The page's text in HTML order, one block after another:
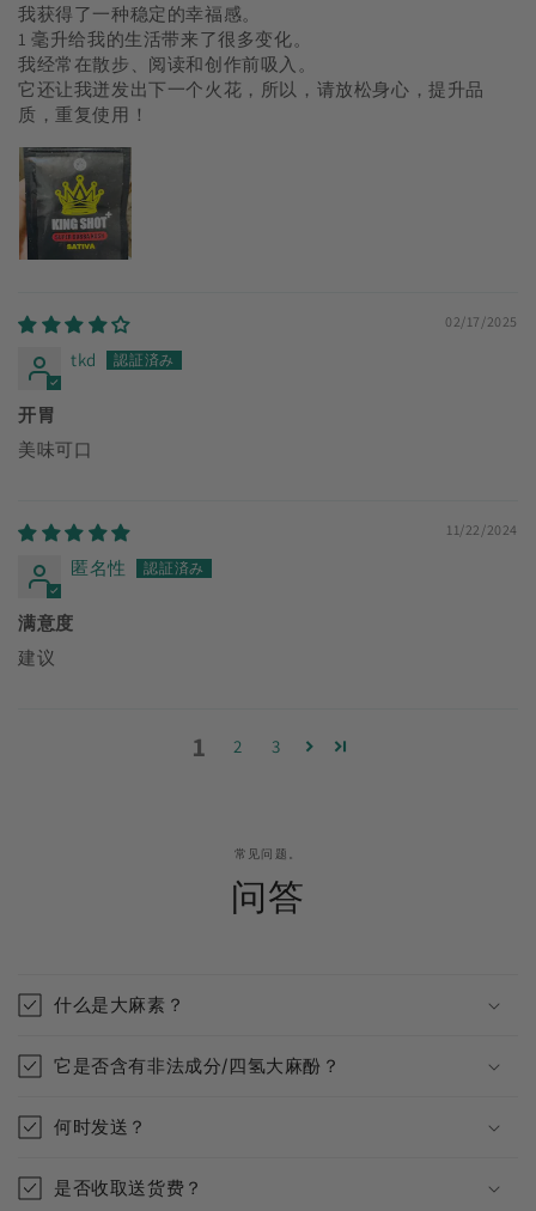
我获得了一种稳定的幸福感。
1 毫升给我的生活带来了很多变化。
我经常在散步、阅读和创作前吸入。
它还让我迸发出下一个火花，所以，请放松身心，提升品
质，重复使用！
02/17/2025
tkd
开胃
美味可口
11/22/2024
匿名性
满意度
建议
1 2 3
常见问题。
问答
什么是大麻素？
它是否含有非法成分/四氢大麻酚？
何时发送？
是否收取送货费？